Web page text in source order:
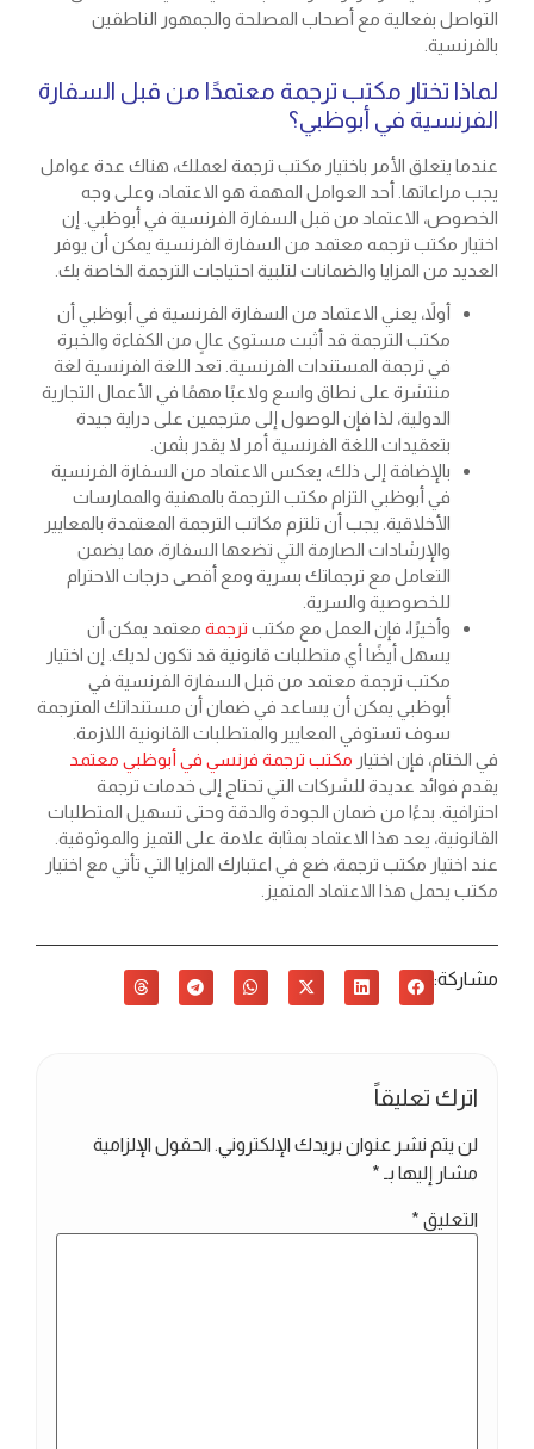
التواصل بفعالية مع أصحاب المصلحة والجمهور الناطقين
بالفرنسية.
لماذا تختار مكتب ترجمة معتمدًا من قبل السفارة
الفرنسية في أبوظبي؟
عندما يتعلق الأمر باختيار مكتب ترجمة لعملك، هناك عدة عوامل
يجب مراعاتها. أحد العوامل المهمة هو الاعتماد، وعلى وجه
الخصوص، الاعتماد من قبل السفارة الفرنسية في أبوظبي. إن
اختيار مكتب ترجمه معتمد من السفارة الفرنسية يمكن أن يوفر
العديد من المزايا والضمانات لتلبية احتياجات الترجمة الخاصة بك.
أولاً، يعني الاعتماد من السفارة الفرنسية في أبوظبي أن
مكتب الترجمة قد أثبت مستوى عالٍ من الكفاءة والخبرة
في ترجمة المستندات الفرنسية. تعد اللغة الفرنسية لغة
منتشرة على نطاق واسع ولاعبًا مهمًا في الأعمال التجارية
الدولية، لذا فإن الوصول إلى مترجمين على دراية جيدة
بتعقيدات اللغة الفرنسية أمر لا يقدر بثمن.
بالإضافة إلى ذلك، يعكس الاعتماد من السفارة الفرنسية
في أبوظبي التزام مكتب الترجمة بالمهنية والممارسات
الأخلاقية. يجب أن تلتزم مكاتب الترجمة المعتمدة بالمعايير
والإرشادات الصارمة التي تضعها السفارة، مما يضمن
التعامل مع ترجماتك بسرية ومع أقصى درجات الاحترام
للخصوصية والسرية.
وأخيرًا، فإن العمل مع مكتب ترجمة معتمد يمكن أن
يسهل أيضًا أي متطلبات قانونية قد تكون لديك. إن اختيار
مكتب ترجمة معتمد من قبل السفارة الفرنسية في
أبوظبي يمكن أن يساعد في ضمان أن مستنداتك المترجمة
سوف تستوفي المعايير والمتطلبات القانونية اللازمة.
في الختام، فإن اختيار مكتب ترجمة فرنسي في أبوظبي معتمد
يقدم فوائد عديدة للشركات التي تحتاج إلى خدمات ترجمة
احترافية. بدءًا من ضمان الجودة والدقة وحتى تسهيل المتطلبات
القانونية، يعد هذا الاعتماد بمثابة علامة على التميز والموثوقية.
عند اختيار مكتب ترجمة، ضع في اعتبارك المزايا التي تأتي مع اختيار
مكتب يحمل هذا الاعتماد المتميز.
مشاركة:
اترك تعليقاً
لن يتم نشر عنوان بريدك الإلكتروني. الحقول الإلزامية
مشار إليها بـ *
التعليق *